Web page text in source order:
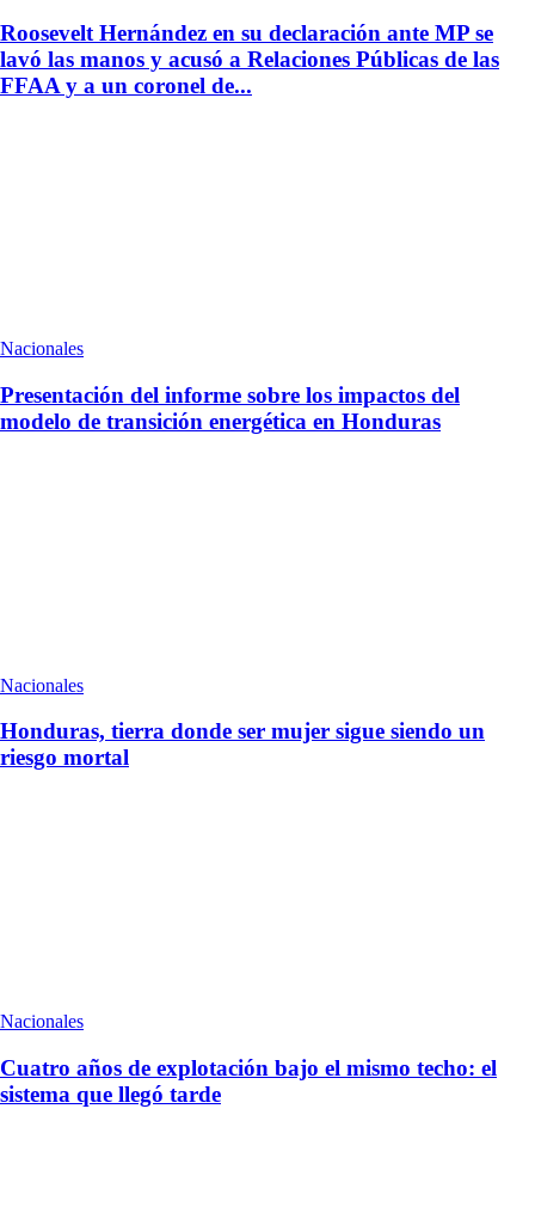
Roosevelt Hernández en su declaración ante MP se
lavó las manos y acusó a Relaciones Públicas de las
FFAA y a un coronel de...
Nacionales
Presentación del informe sobre los impactos del
modelo de transición energética en Honduras
Nacionales
Honduras, tierra donde ser mujer sigue siendo un
riesgo mortal
Nacionales
Cuatro años de explotación bajo el mismo techo: el
sistema que llegó tarde